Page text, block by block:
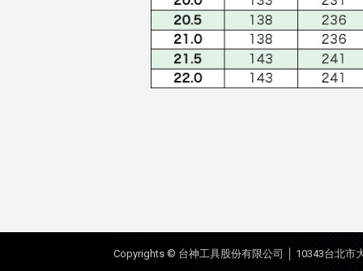
Copyrights © 台神工具股份有限公司 │ 10343台北市